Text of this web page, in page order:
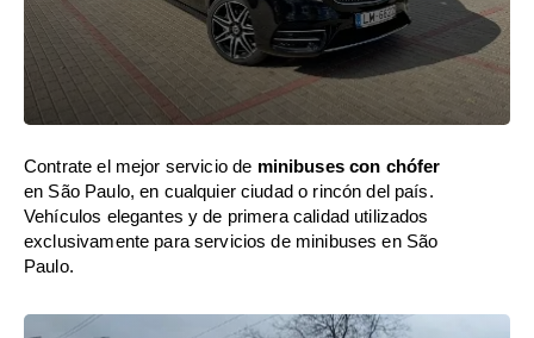
Contrate el mejor servicio de minibuses con chófer
en São Paulo, en cualquier ciudad o rincón del país.
Vehículos elegantes y de primera calidad utilizados
exclusivamente para servicios de minibuses en São
Paulo.